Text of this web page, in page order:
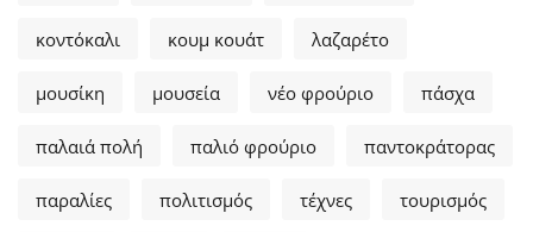
κοντόκαλι κουμ κουάτ λαζαρέτο
μουσίκη μουσεία νέο φρούριο πάσχα
παλαιά πολή παλιό φρούριο παντοκράτορας
παραλίες πολιτισμός τέχνες τουρισμός